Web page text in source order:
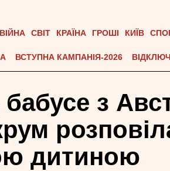
ВІЙНА СВІТ КРАЇНА ГРОШІ КИЇВ
ВСТУПНА КАМПАНІЯ-2026
з
дитиною